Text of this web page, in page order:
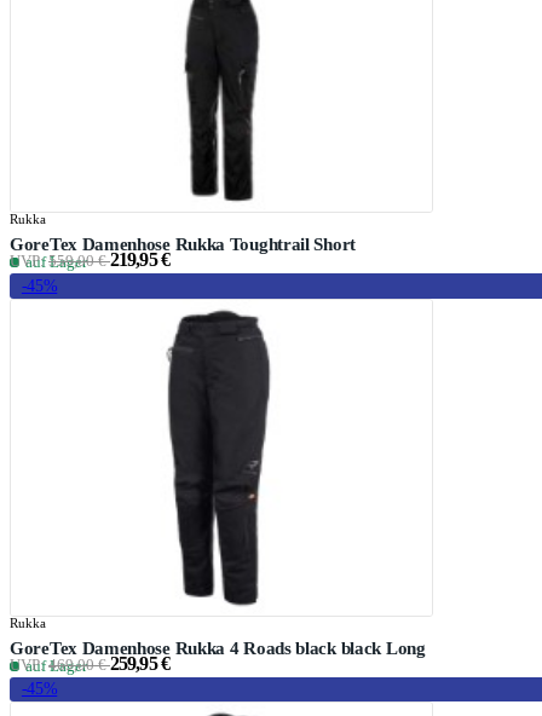
Rukka
GoreTex Damenhose Rukka Toughtrail Short
auf Lager
UVP:559,00 € 219,95 €
-45%
Rukka
GoreTex Damenhose Rukka 4 Roads black black Long
auf Lager
UVP:469,00 € 259,95 €
-45%